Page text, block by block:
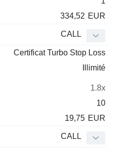
334,52 EUR
CALL
Certificat Turbo Stop Loss
Illimité
1.8x
10
19,75 EUR
CALL